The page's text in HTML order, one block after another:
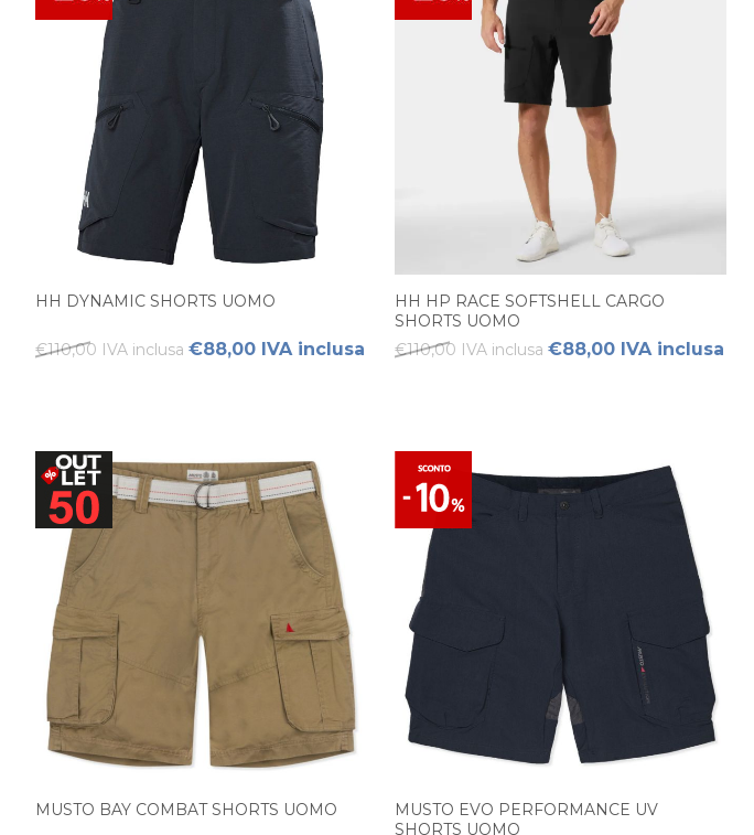
HH DYNAMIC SHORTS UOMO
€110,00 IVA inclusa €88,00 IVA inclusa
HH HP RACE SOFTSHELL CARGO
SHORTS UOMO
€110,00 IVA inclusa €88,00 IVA inclusa
MUSTO BAY COMBAT SHORTS UOMO
MUSTO EVO PERFORMANCE UV
SHORTS UOMO